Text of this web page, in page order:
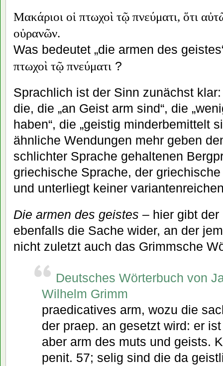
Μακάριοι οἱ πτωχοὶ τῷ πνεύματι, ὅτι
οὐρανῶν.
Was bedeutet „die armen des
πτωχοὶ τῷ πνεύματι ?
Sprachlich ist der Sinn zunächst
die, die „an Geist arm sind“, die
haben“, die „geistig minderbemittelt
ähnliche Wendungen mehr geben
schlichter Sprache gehaltenen
griechische Sprache, der
und unterliegt keiner
Die armen des geistes – hier gibt
ebenfalls die Sache wider, an der
nicht zuletzt auch das Grimmsche
Deutsches Wörterbuch von
Wilhelm Grimm
praedicatives arm, wozu die
der praep. an gesetzt wird: er
aber arm des muts und geists.
penit. 57; selig sind die da